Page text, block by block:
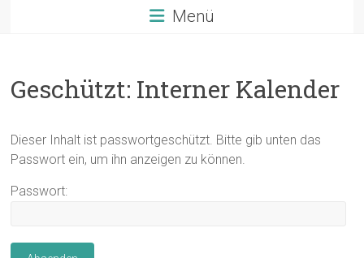
Menü
Geschützt: Interner Kalender
Dieser Inhalt ist passwortgeschützt. Bitte gib unten das
Passwort ein, um ihn anzeigen zu können.
Passwort: